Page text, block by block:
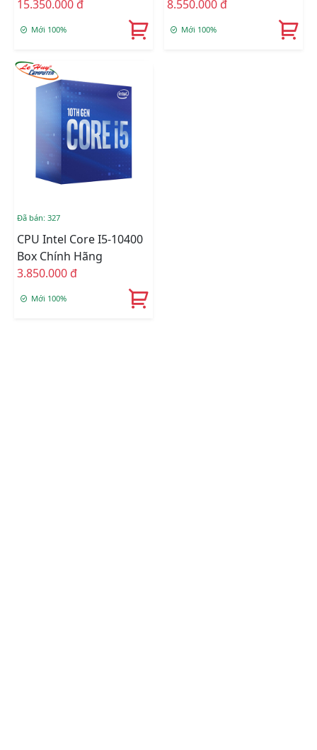
10C20T/ 19.25MB/
15.350.000 đ
Mới 100%
(5.1Ghz) - 10th Gen
Compatible
8.550.000 đ
Mới 100%
Đã bán: 327
CPU Intel Core I5-10400
Box Chính Hãng
3.850.000 đ
Mới 100%